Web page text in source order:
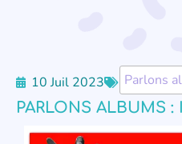
10 Juil 2023 Parlons
PARLONS ALBUMS